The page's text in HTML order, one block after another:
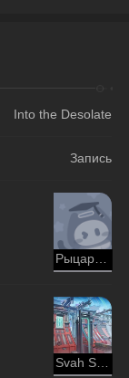
Into the Desolate
Запись
Рыцарь-чужестранец
Svah Sanishyu